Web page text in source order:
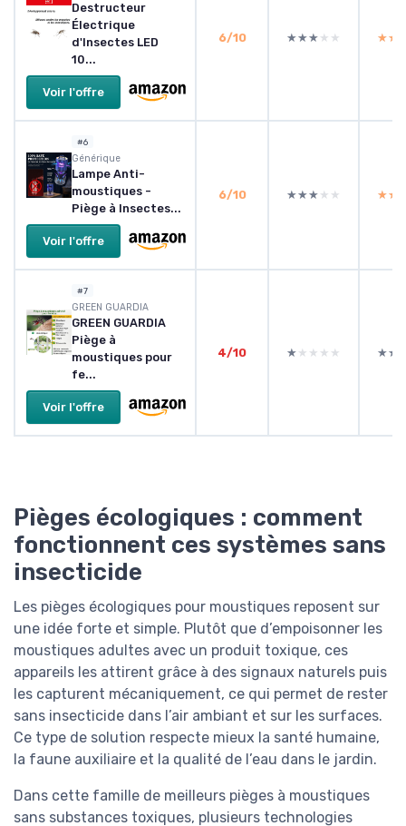
Destructeur
Électrique
d'Insectes LED
10...
Voir l'offre
6/10 ★★★★★
★★★★★
#6
Générique
Lampe Anti-
moustiques -
Piège à Insectes...
Voir l'offre
6/10 ★★★★★
★★★★★
#7
GREEN GUARDIA
GREEN GUARDIA
Piège à
moustiques pour
fe...
Voir l'offre
4/10 ★★★★★
★★★★★
Pièges écologiques : comment
fonctionnent ces systèmes sans
insecticide
Les pièges écologiques pour moustiques reposent sur
une idée forte et simple. Plutôt que d’empoisonner les
moustiques adultes avec un produit toxique, ces
appareils les attirent grâce à des signaux naturels puis
les capturent mécaniquement, ce qui permet de rester
sans insecticide dans l’air ambiant et sur les surfaces.
Ce type de solution respecte mieux la santé humaine,
la faune auxiliaire et la qualité de l’eau dans le jardin.
Dans cette famille de meilleurs pièges à moustiques
sans substances toxiques, plusieurs technologies